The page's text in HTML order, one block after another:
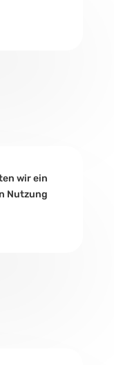
wir ein
Nutzung